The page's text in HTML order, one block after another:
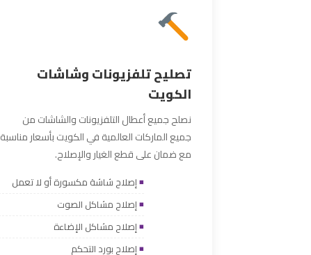
تصليح تلفزيونات وشاشات
الكويت
نصلح جميع أعطال التلفزيونات والشاشات من
جميع الماركات العالمية في الكويت بأسعار مناسبة
مع ضمان على قطع الغيار والإصلاح.
إصلاح شاشة مكسورة أو لا تعمل
إصلاح مشاكل الصوت
إصلاح مشاكل الإضاءة
إصلاح بورد التحكم